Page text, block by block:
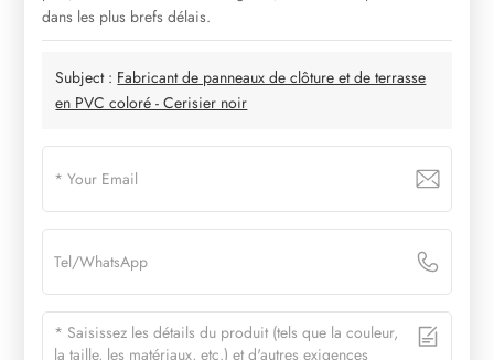
dans les plus brefs délais.
Subject : Fabricant de panneaux de clôture et de terrasse
en PVC coloré - Cerisier noir